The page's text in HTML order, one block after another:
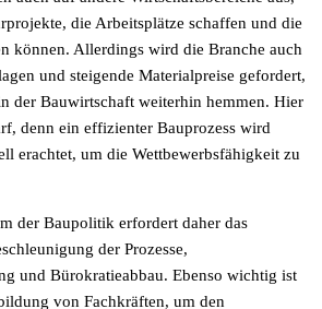
die Arbeitsplätze schaffen und die
können. Allerdings wird die Branche auch
und steigende Materialpreise gefordert,
der Bauwirtschaft weiterhin hemmen. Hier
denn ein effizienter Bauprozess wird
erachtet, um die Wettbewerbsfähigkeit zu
der Baupolitik erfordert daher das
der Prozesse,
und Bürokratieabbau. Ebenso wichtig ist
von Fachkräften, um den